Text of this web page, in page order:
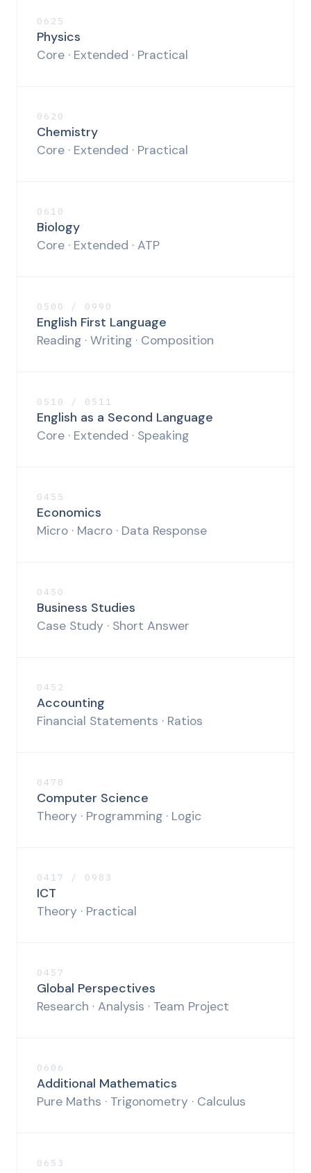
0625
Physics
Core · Extended · Practical
0620
Chemistry
Core · Extended · Practical
0610
Biology
Core · Extended · ATP
0500 / 0990
English First Language
Reading · Writing · Composition
0510 / 0511
English as a Second Language
Core · Extended · Speaking
0455
Economics
Micro · Macro · Data Response
0450
Business Studies
Case Study · Short Answer
0452
Accounting
Financial Statements · Ratios
0478
Computer Science
Theory · Programming · Logic
0417 / 0983
ICT
Theory · Practical
0457
Global Perspectives
Research · Analysis · Team Project
0606
Additional Mathematics
Pure Maths · Trigonometry · Calculus
0653